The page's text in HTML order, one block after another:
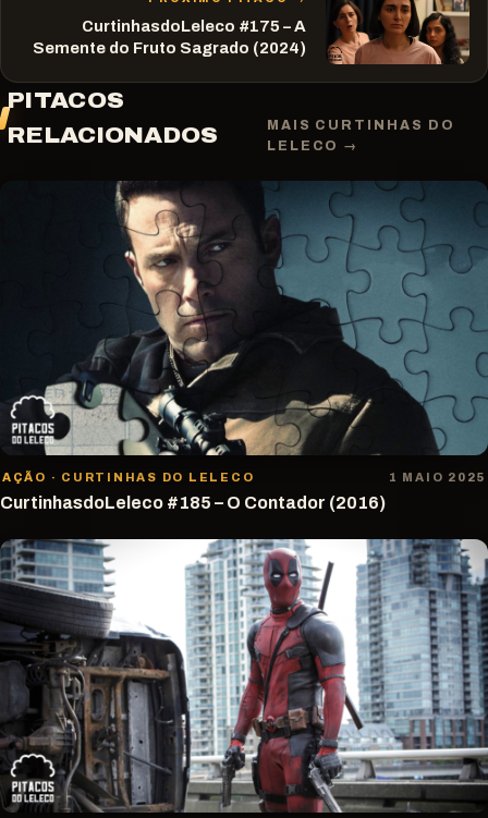
CurtinhasdoLeleco #175 – A
Semente do Fruto Sagrado (2024)
PITACOS
RELACIONADOS
MAIS CURTINHAS DO
LELECO →
AÇÃO · CURTINHAS DO LELECO 1 MAIO 2025
CurtinhasdoLeleco #185 – O Contador (2016)